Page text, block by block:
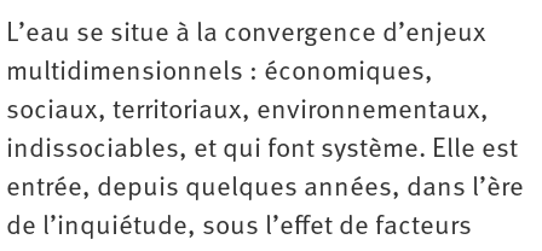
L’eau se situe à la convergence d’enjeux
multidimensionnels : économiques,
sociaux, territoriaux, environnementaux,
indissociables, et qui font système. Elle est
entrée, depuis quelques années, dans l’ère
de l’inquiétude, sous l’effet de facteurs